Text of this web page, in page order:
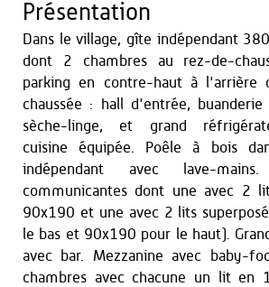
Présentation
Dans le village, gîte indépendant
dont 2 chambres au rez-de-
parking en contre-haut à l'arrière
chaussée : hall d'entrée,
sèche-linge, et grand
cuisine équipée. Poêle à bois
indépendant avec lave-
communicantes dont une avec 2
90x190 et une avec 2 lits
le bas et 90x190 pour le haut).
avec bar. Mezzanine avec baby-
chambres avec chacune un lit en